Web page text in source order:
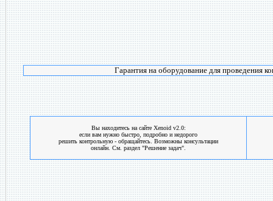
Гарантия на оборудование для проведения
Вы находитесь на сайте Xenoid v2.0:
если вам нужно быстро, подробно и недорого
решить контрольную - обращайтесь. Возможны консультации
онлайн. См. раздел "Решение задач".